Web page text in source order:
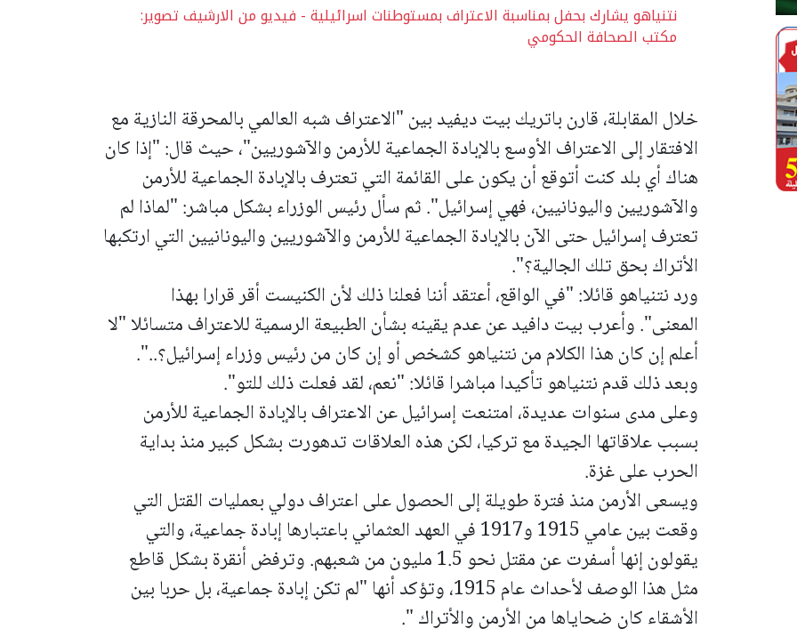
نتنياهو يشارك بحفل بمناسبة الاعتراف بمستوطنات اسرائيلية - فيديو من الارشيف تصوير:
مكتب الصحافة الحكومي
خلال المقابلة، قارن باتريك بيت ديفيد بين "الاعتراف شبه العالمي بالمحرقة النازية مع
الافتقار إلى الاعتراف الأوسع بالإبادة الجماعية للأرمن والآشوريين"، حيث قال: "إذا كان
هناك أي بلد كنت أتوقع أن يكون على القائمة التي تعترف بالإبادة الجماعية للأرمن
والآشوريين واليونانيين، فهي إسرائيل".ثم سأل رئيس الوزراء بشكل مباشر: "لماذا لم
تعترف إسرائيل حتى الآن بالإبادة الجماعية للأرمن والآشوريين واليونانيين التي ارتكبها
الأتراك بحق تلك الجالية؟".
ورد نتنياهو قائلا: "في الواقع، أعتقد أننا فعلنا ذلك لأن الكنيست أقر قرارا بهذا
المعنى".وأعرب بيت دافيد عن عدم يقينه بشأن الطبيعة الرسمية للاعتراف متسائلا "لا
أعلم إن كان هذا الكلام من نتنياهو كشخص أو إن كان من رئيس وزراء إسرائيل؟..".
وبعد ذلك قدم نتنياهو تأكيدا مباشرا قائلا: "نعم، لقد فعلت ذلك للتو".
وعلى مدى سنوات عديدة، امتنعت إسرائيل عن الاعتراف بالإبادة الجماعية للأرمن
بسبب علاقاتها الجيدة مع تركيا، لكن هذه العلاقات تدهورت بشكل كبير منذ بداية
الحرب على غزة.
ويسعى الأرمن منذ فترة طويلة إلى الحصول على اعتراف دولي بعمليات القتل التي
وقعت بين عامي 1915 و1917 في العهد العثماني باعتبارها إبادة جماعية، والتي
يقولون إنها أسفرت عن مقتل نحو 1.5 مليون من شعبهم. وترفض أنقرة بشكل قاطع
مثل هذا الوصف لأحداث عام 1915، وتؤكد أنها "لم تكن إبادة جماعية، بل حربا بين
الأشقاء كان ضحاياها من الأرمن والأتراك ".